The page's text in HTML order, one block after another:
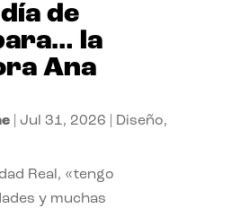
de
la
Ana
| Jul 31, 2026 Diseño,
Real, «tengo
y muchas